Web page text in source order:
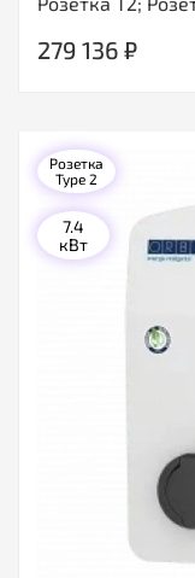
279 136 ₽
Розетка
Type 2
7.4
кВт